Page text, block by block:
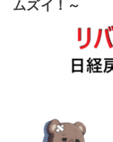
ムズイ！～